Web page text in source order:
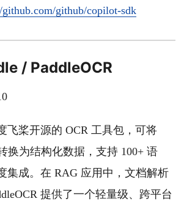
github.com/github/copilot-sdk
/ PaddleOCR
飞桨开源的 OCR 工具包，可将
换为结构化数据，支持 100+ 语
集成。在 RAG 应用中，文档解析
提供了一个轻量级、跨平台